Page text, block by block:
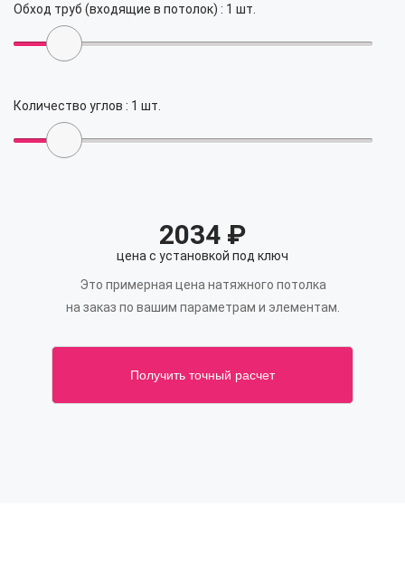
Обход труб (входящие в потолок) : 1 шт.
Количество углов : 1 шт.
2034 ₽
цена с установкой под ключ
Это примерная цена натяжного потолка
на заказ по вашим параметрам и элементам.
Получить точный расчет